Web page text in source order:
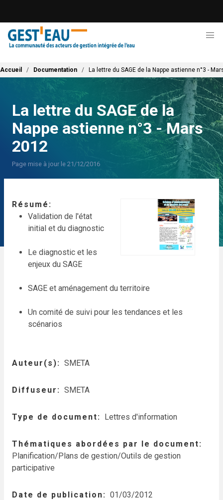
contenu
principal
Fil d'Ariane
Accueil Documentation La lettre du SAGE de la Nappe astienne n°3 -
La lettre du SAGE de la
Nappe astienne n°3 - Mars
2012
Page mise à jour le 21/12/2016
Résumé
Validation de l'état
initial et du diagnostic
Le diagnostic et les
enjeux du SAGE
SAGE et aménagement du territoire
Un comité de suivi pour les tendances et les
scénarios
Auteur(s) SMETA
Diffuseur SMETA
Type de document Lettres d'information
Thématiques abordées par le document
Planification/Plans de gestion/Outils de gestion
participative
Date de publication 01/03/2012